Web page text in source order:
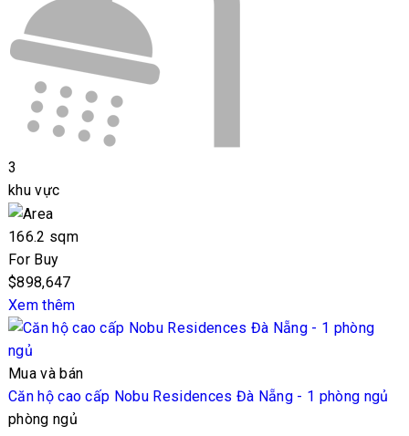
3
khu vực
166.2 sqm
For Buy
$898,647
Xem thêm
Mua và bán
Căn hộ cao cấp Nobu Residences Đà Nẵng - 1 phòng ngủ
phòng ngủ